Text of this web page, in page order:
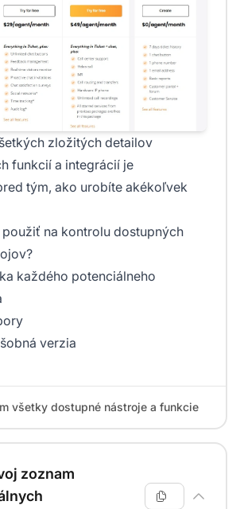
zložitých detailov
funkcií a integrácií je
tým, ako urobíte akékoľvek
použiť na kontrolu dostupných
každého potenciálneho
verzia
všetky dostupné nástroje a funkcie
zoznam